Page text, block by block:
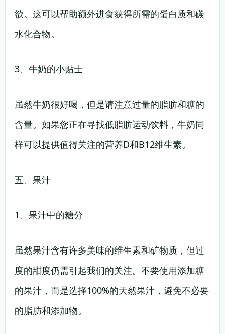
欲。这可以帮助额外进食获得所需的蛋白质和碳
水化合物。
3、牛奶的小贴士
虽然牛奶很好喝，但是请注意过量的脂肪和糖的
含量。如果您正在寻找低脂肪运动饮料，牛奶同
样可以提供值得关注的营养D和B12维生素。
五、果汁
1、果汁中的糖分
虽然果汁含有许多美味的维生素和矿物质，但过
度的甜度仍需引起我们的关注。不要使用添加糖
的果汁，而是选择100%的天然果汁，避免不必要
的脂肪和添加物。